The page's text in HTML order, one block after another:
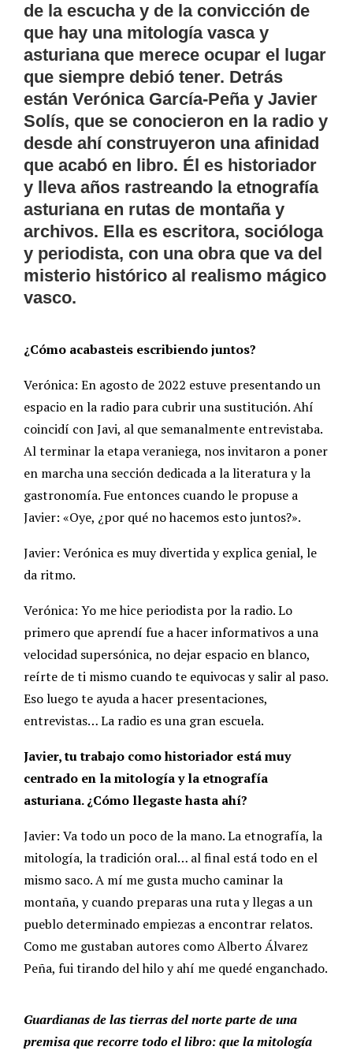
de la escucha y de la convicción de
que hay una mitología vasca y
asturiana que merece ocupar el lugar
que siempre debió tener. Detrás
están Verónica García-Peña y Javier
Solís, que se conocieron en la radio y
desde ahí construyeron una afinidad
que acabó en libro. Él es historiador
y lleva años rastreando la etnografía
asturiana en rutas de montaña y
archivos. Ella es escritora, socióloga
y periodista, con una obra que va del
misterio histórico al realismo mágico
vasco.
¿Cómo acabasteis escribiendo juntos?
Verónica: En agosto de 2022 estuve presentando un
espacio en la radio para cubrir una sustitución. Ahí
coincidí con Javi, al que semanalmente entrevistaba.
Al terminar la etapa veraniega, nos invitaron a poner
en marcha una sección dedicada a la literatura y la
gastronomía. Fue entonces cuando le propuse a
Javier: «Oye, ¿por qué no hacemos esto juntos?».
Javier: Verónica es muy divertida y explica genial, le
da ritmo.
Verónica: Yo me hice periodista por la radio. Lo
primero que aprendí fue a hacer informativos a una
velocidad supersónica, no dejar espacio en blanco,
reírte de ti mismo cuando te equivocas y salir al paso.
Eso luego te ayuda a hacer presentaciones,
entrevistas… La radio es una gran escuela.
Javier, tu trabajo como historiador está muy
centrado en la mitología y la etnografía
asturiana. ¿Cómo llegaste hasta ahí?
Javier: Va todo un poco de la mano. La etnografía, la
mitología, la tradición oral… al final está todo en el
mismo saco. A mí me gusta mucho caminar la
montaña, y cuando preparas una ruta y llegas a un
pueblo determinado empiezas a encontrar relatos.
Como me gustaban autores como Alberto Álvarez
Peña, fui tirando del hilo y ahí me quedé enganchado.
Guardianas de las tierras del norte parte de una
premisa que recorre todo el libro: que la mitología